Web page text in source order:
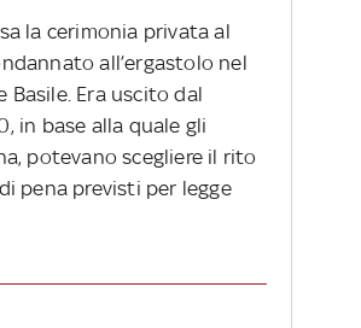
la cerimonia privata al
all’ergastolo nel
Basile. Era uscito dal
in base alla quale gli
potevano scegliere il rito
pena previsti per legge